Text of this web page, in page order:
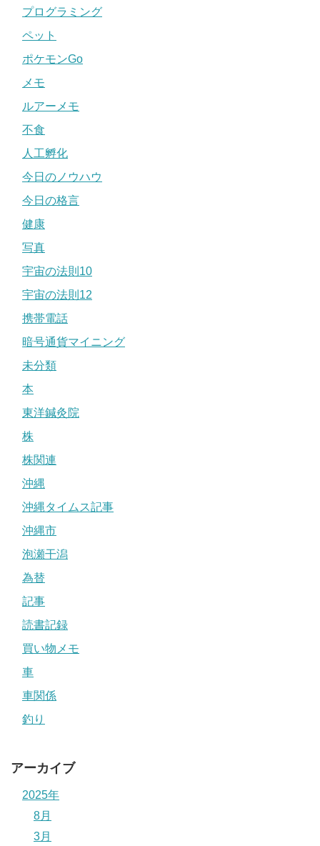
プログラミング
ペット
ポケモンGo
メモ
ルアーメモ
不食
人工孵化
今日のノウハウ
今日の格言
健康
写真
宇宙の法則10
宇宙の法則12
携帯電話
暗号通貨マイニング
未分類
本
東洋鍼灸院
株
株関連
沖縄
沖縄タイムス記事
沖縄市
泡瀬干潟
為替
記事
読書記録
買い物メモ
車
車関係
釣り
アーカイブ
2025年
8月
3月